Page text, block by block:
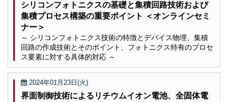
シリコンフォトニクスの基礎と集積回路技術および
集積プロセス構築の重要ポイント ＜オンラインセミ
ナー＞
～ シリコンフォトニクス技術の特徴とデバイス物理、集積
回路の作成技術とそのポイント、フォトニクス特有のプロセ
ス要素に対する具体的対応 ～
2024年01月23日(火)
界面制御技術によるリチウムイオン電池、全固体電